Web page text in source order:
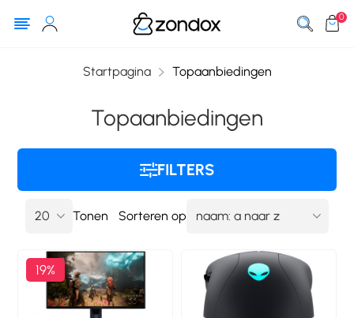
0
Startpagina Topaanbiedingen
Topaanbiedingen
FILTERS
Sorteren op
Tonen
19%